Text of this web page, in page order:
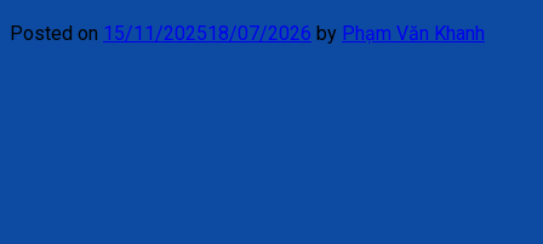
Posted on 15/11/202518/07/2026 by Phạm Văn Khanh